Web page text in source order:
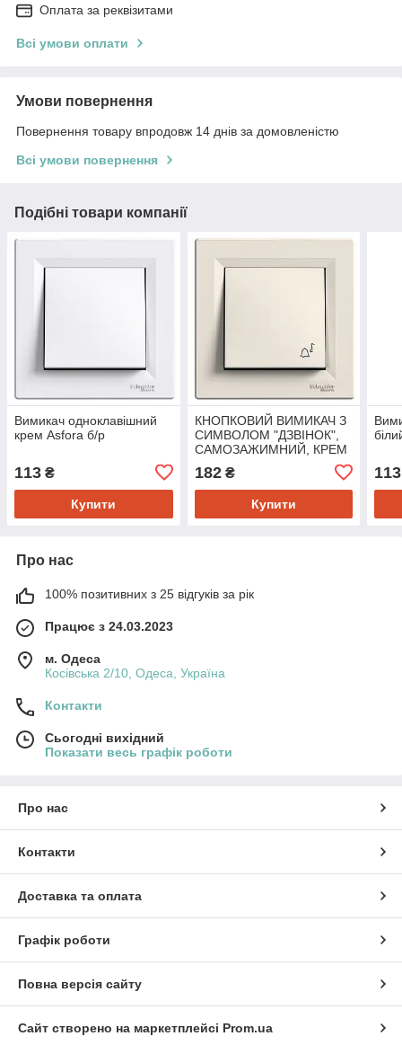
Оплата за реквізитами
Всі умови оплати
Умови повернення
Повернення товару впродовж 14 днів за домовленістю
Всі умови повернення
Подібні товари компанії
Вимикач одноклавішний
крем Asfora б/р
113 ₴
Купити
КНОПКОВИЙ ВИМИКАЧ З
СИМВОЛОМ "ДЗВІНОК",
САМОЗАЖИМНИЙ, КРЕМ
182₴
Купити
113
Про нас
100% позитивних з 25 відгуків за рік
Працює з 24.03.2023
м. Одеса
Косівська 2/10, Одеса, Україна
Контакти
Сьогодні вихідний
Показати весь графік роботи
Про нас
Контакти
Доставка та оплата
Графік роботи
Повна версія сайту
Сайт створено на маркетплейсі Prom.ua